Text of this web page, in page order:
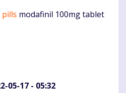
pills modafinil 100mg tablet
05-17 - 05:32